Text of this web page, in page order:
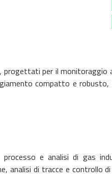
per il
compatto e
e analisi di gas
analisi di tracce e controllo